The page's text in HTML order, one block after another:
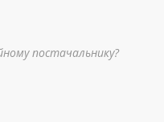
постачальнику?